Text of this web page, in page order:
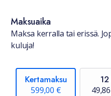
Maksuaika
Maksa kerralla tai erissä.
kuluja!
Kertamaksu
599,00 €